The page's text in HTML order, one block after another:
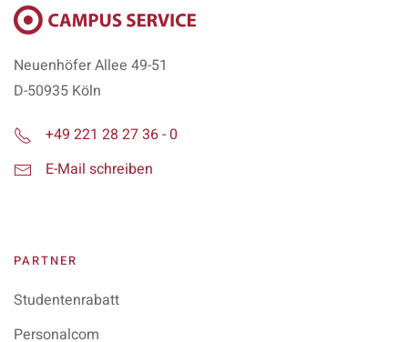
Neuenhöfer Allee 49-51
D-50935 Köln
+49 221 28 27 36 - 0
E-Mail schreiben
PARTNER
Studentenrabatt
Personalcom